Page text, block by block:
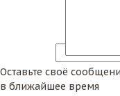
Оставьте своё
в ближайшее время